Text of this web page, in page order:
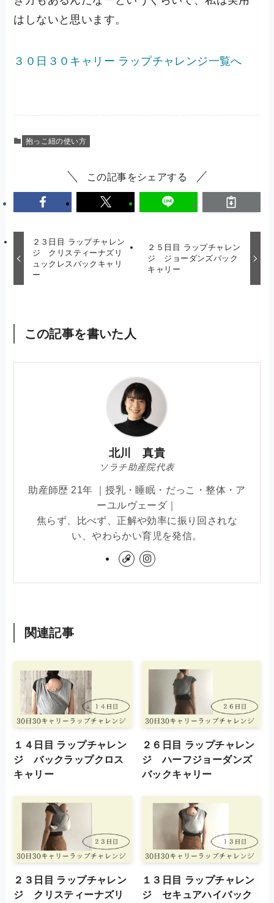
はしないと思います。
３０日３０キャリー ラップチャレンジ一覧へ
抱っこ紐の使い方
この記事をシェアする
２３日目 ラップチャレン
ジ クリスティーナズリ
ュックレスバックキャリ
ー
２５日目 ラップチャレン
ジ ジョーダンズバック
キャリー
この記事を書いた人
北川 真貴
ソラチ助産院代表
助産師歴 21年 ｜授乳・睡眠・だっこ・整体・ア
ーユルヴェーダ｜
焦らず、比べず、正解や効率に振り回されな
い、やわらかい育児を発信。
関連記事
１４日目 ラップチャレン
ジ バックラップクロス
キャリー
２６日目 ラップチャレン
ジ ハーフジョーダンズ
バックキャリー
２３日目 ラップチャレン
ジ クリスティーナズリ
１３日目 ラップチャレン
ジ セキュアハイバック